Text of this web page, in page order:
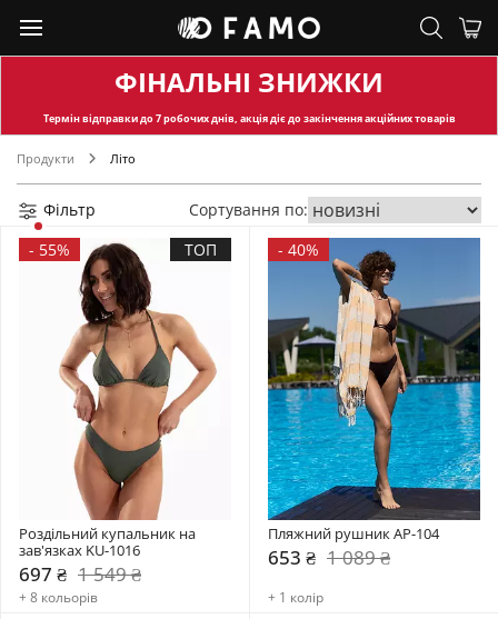
ФІНАЛЬНІ ЗНИЖКИ
Термін відправкидо 7 робочих днів, акція діє до закінчення акційних товарів
Продукти Літо
Фільтр
Сортування по:
- 55% ТОП
Роздільний купальник на
зав'язках KU-1016
697 ₴ 1 549 ₴
+ 8 кольорів
- 40%
Пляжний рушник AP-104
653 ₴ 1 089 ₴
+ 1 колір